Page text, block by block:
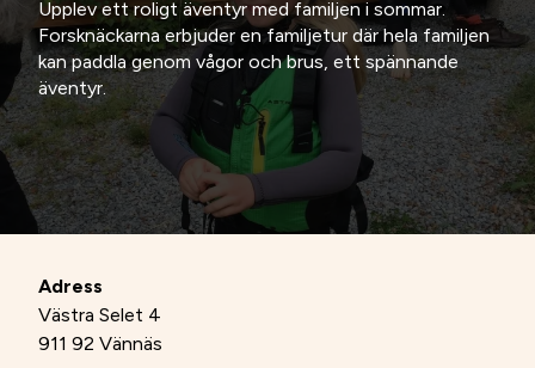
Upplev ett roligt äventyr med familjen i sommar.
Forsknäckarna erbjuder en familjetur där hela familjen
kan paddla genom vågor och brus, ett spännande
äventyr.
Adress
Västra Selet 4
911 92 Vännäs